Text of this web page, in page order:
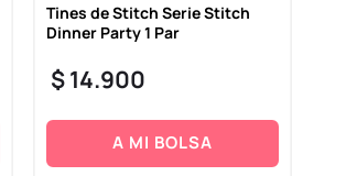
Tines de Stitch Serie Stitch
Dinner Party 1 Par
$14.900
A MI BOLSA